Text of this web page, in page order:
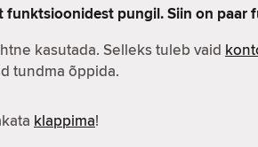
pungil. Siin on paar
kasutada. Selleks tuleb vaid
tundma õppida.
klappima!